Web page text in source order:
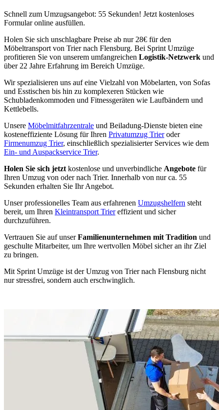
Schnell zum Umzugsangebot: 55 Sekunden! Jetzt kostenloses
Formular online ausfüllen.
Holen Sie sich unschlagbare Preise ab nur 28€ für den
Möbeltransport von Trier nach Flensburg. Bei Sprint Umzüge
profitieren Sie von unserem umfangreichen Logistik-Netzwerk und
über 22 Jahre Erfahrung im Bereich Umzüge.
Wir spezialisieren uns auf eine Vielzahl von Möbelarten, von Sofas
und Esstischen bis hin zu komplexeren Stücken wie
Schubladenkommoden und Fitnessgeräten wie Laufbändern und
Kettlebells.
Unsere Möbelmitfahrzentrale und Beiladung-Dienste bieten eine
kosteneffiziente Lösung für Ihren Privatumzug Trieroder
Firmenumzug Trier, einschließlich spezialisierter Services wie dem
Ein- und Auspackservice Trier.
Holen Sie sich jetzt kostenlose und unverbindliche Angebote für
Ihren Umzug von oder nach Trier. Innerhalb von nur ca. 55
Sekunden erhalten Sie Ihr Angebot.
Unser professionelles Team aus erfahrenen Umzugshelfern steht
bereit, um Ihren Kleintransport Triereffizient und sicher
durchzuführen.
Vertrauen Sie auf unserFamilienunternehmen mit Tradition und
geschulte Mitarbeiter, um Ihre wertvollen Möbel sicher an ihr Ziel
zu bringen.
Mit Sprint Umzüge ist der Umzug von Trier nach Flensburg nicht
nur stressfrei, sondern auch erschwinglich.